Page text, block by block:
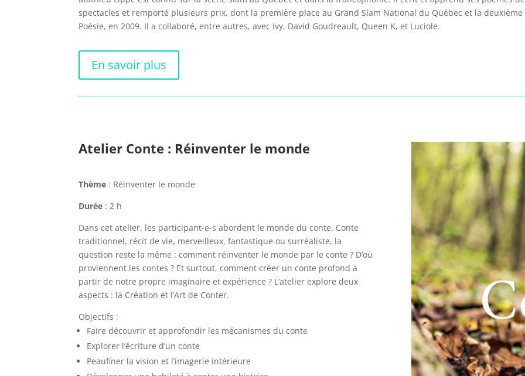
spectacles et remporté plusieurs prix, dont la première place au Grand Slam National du Québec et la deuxième
Poésie, en 2009. Il a collaboré, entre autres, avec Ivy, David Goudreault, Queen K, et Luciole.
En savoir plus
Atelier Conte : Réinventer le monde
Thème : Réinventer le monde
Durée : 2 h
Dans cet atelier, les participant-e-s abordent le monde du conte. Conte
traditionnel, récit de vie, merveilleux, fantastique ou surréaliste, la
question reste la même : comment réinventer le monde par le conte ? D’où
proviennent les contes ? Et surtout, comment créer un conte profond à
partir de notre propre imaginaire et expérience ? L’atelier explore deux
aspects : la Création et l’Art de Conter.
Objectifs :
Faire découvrir et approfondir les mécanismes du conte
Explorer l’écriture d’un conte
Peaufiner la vision et l’imagerie intérieure